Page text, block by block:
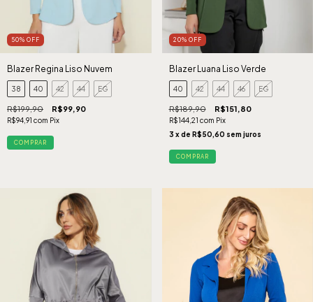
50% OFF
Blazer Regina Liso Nuvem
38 40 42 44 EG
R$199,90 R$99,90
R$94,91 com Pix
COMPRAR
20% OFF
Blazer Luana Liso Verde
40 42 44 46 EG
R$189,90 R$151,80
R$144,21 com Pix
3 x de R$50,60 sem juros
COMPRAR